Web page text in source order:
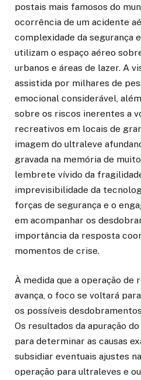
postais mais famosos do
ocorrência de um acidente
complexidade da segurança
utilizam o espaço aéreo
urbanos e áreas de lazer. A
assistida por milhares de
emocional considerável,
sobre os riscos inerentes a
recreativos em locais de
imagem do ultraleve
gravada na memória de
lembrete vívido da
imprevisibilidade da
forças de segurança e o
em acompanhar os
importância da resposta
momentos de crise.
À medida que a operação de
avança, o foco se voltará
os possíveis
Os resultados da apuração
para determinar as causas
subsidiar eventuais ajustes
operação para ultraleves e